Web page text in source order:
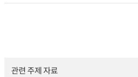
관련 주제 자료